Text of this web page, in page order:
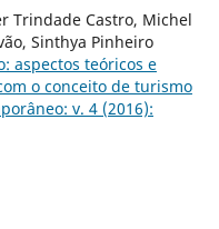
Trindade Castro, Michel
Sinthya Pinheiro
aspectos teóricos e
o conceito de turismo
v. 4 (2016):